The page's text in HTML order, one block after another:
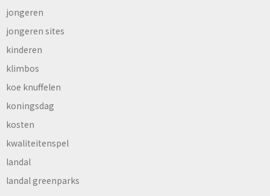
jongeren
jongeren sites
kinderen
klimbos
koe knuffelen
koningsdag
kosten
kwaliteitenspel
landal
landal greenparks